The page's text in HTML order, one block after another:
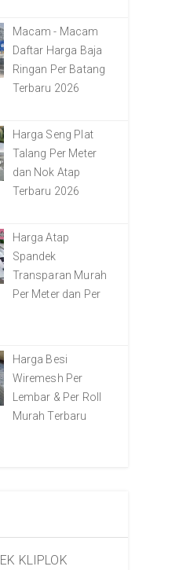
Macam - Macam
Daftar Harga Baja
Ringan Per Batang
Terbaru 2026
Harga Seng Plat
Talang Per Meter
dan Nok Atap
Terbaru 2026
Harga Atap
Spandek
Transparan Murah
Per Meter dan Per
Harga Besi
Wiremesh Per
Lembar & Per Roll
Murah Terbaru
KLIPLOK